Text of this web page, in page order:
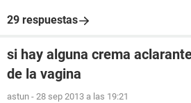
29 respuestas
si hay alguna crema
de la vagina
astun - 28 sep 2013 a las 19:21